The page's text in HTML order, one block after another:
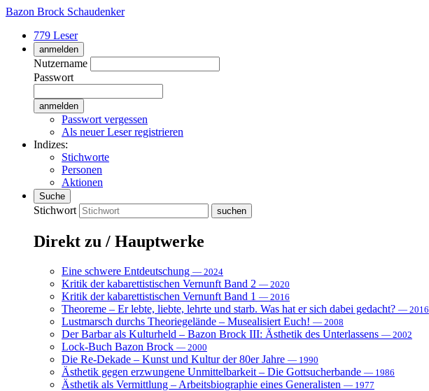
Bazon Brock Schaudenker
779 Leser
anmelden
Nutzername
Passwort
Passwort vergessen
Als neuer Leser registrieren
Indizes:
Stichworte
Personen
Aktionen
Suche
Stichwort
Direkt zu / Hauptwerke
Eine schwere Entdeutschung — 2024
Kritik der kabarettistischen Vernunft Band 2 — 2020
Kritik der kabarettistischen Vernunft Band 1 — 2016
Theoreme – Er lebte, liebte, lehrte und starb. Was hat er sich dabei gedacht? — 2016
Lustmarsch durchs Theoriegelände – Musealisiert Euch! — 2008
Der Barbar als Kulturheld – Bazon Brock III: Ästhetik des Unterlassens — 2002
Lock-Buch Bazon Brock — 2000
Die Re-Dekade – Kunst und Kultur der 80er Jahre — 1990
Ästhetik gegen erzwungene Unmittelbarkeit – Die Gottsucherbande — 1986
Ästhetik als Vermittlung – Arbeitsbiographie eines Generalisten — 1977